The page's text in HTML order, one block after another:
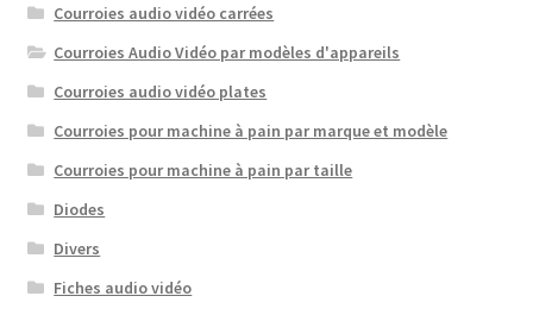
Courroies audio vidéo carrées
Courroies Audio Vidéo par modèles d'appareils
Courroies audio vidéo plates
Courroies pour machine à pain par marque et modèle
Courroies pour machine à pain par taille
Diodes
Divers
Fiches audio vidéo